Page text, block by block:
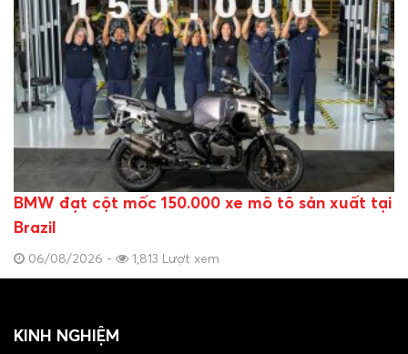
BMW đạt cột mốc 150.000 xe mô tô sản xuất tại
Brazil
06/08/2026 - 1,813 Lượt xem
KINH NGHIỆM